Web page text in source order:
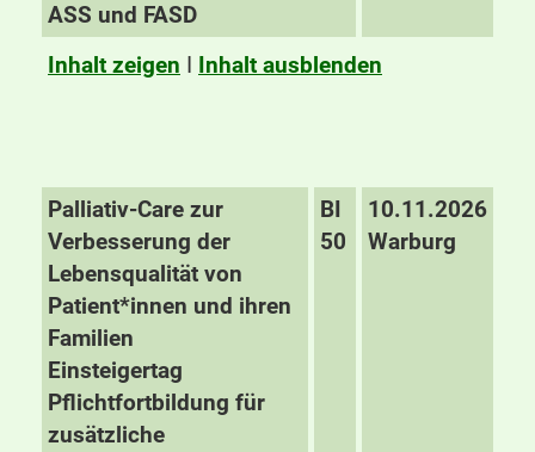
ASS und FASD
Inhalt zeigen I Inhalt ausblenden
Palliativ-Care zur
Verbesserung der
Lebensqualität von
Patient*innen und ihren
Familien
Einsteigertag
Pflichtfortbildung für
zusätzliche
BI
50
10.11.2026
Warburg